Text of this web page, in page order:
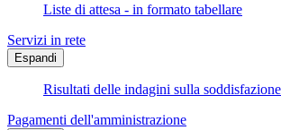
Liste di attesa - in formato tabellare
Servizi in rete
Espandi
Risultati delle indagini sulla
Pagamenti dell'amministrazione